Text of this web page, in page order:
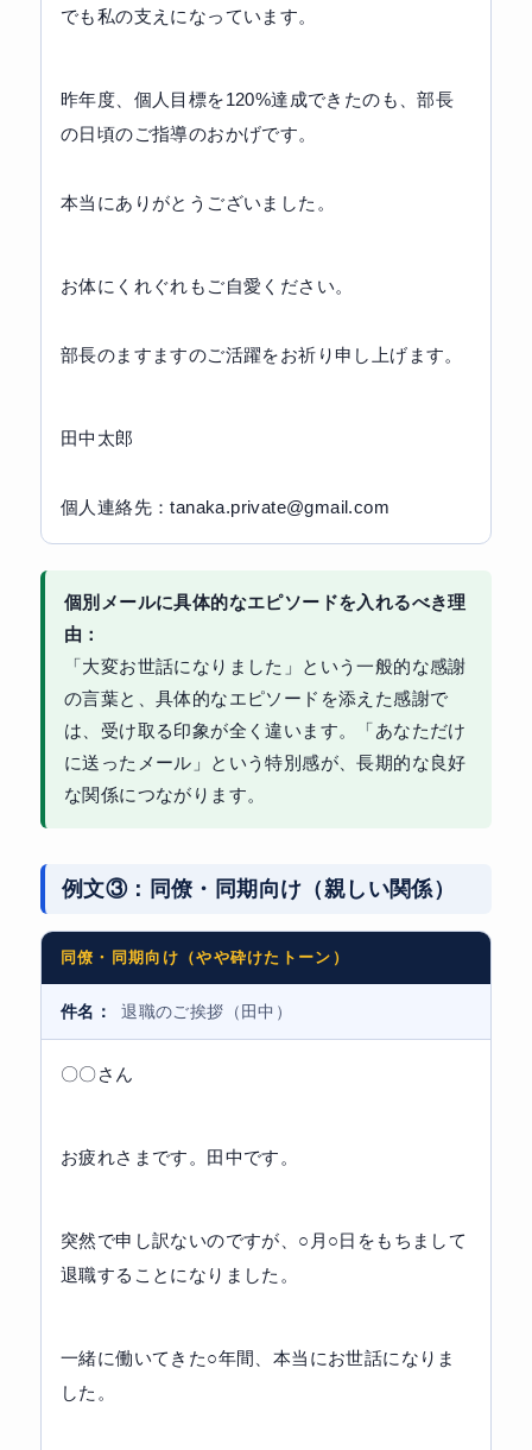
でも私の支えになっています。
昨年度、個人目標を120%達成できたのも、部長
の日頃のご指導のおかげです。
本当にありがとうございました。
お体にくれぐれもご自愛ください。
部長のますますのご活躍をお祈り申し上げます。
田中太郎
個人連絡先：tanaka.private@gmail.com
個別メールに具体的なエピソードを入れるべき理
由：
「大変お世話になりました」という一般的な感謝
の言葉と、具体的なエピソードを添えた感謝で
は、受け取る印象が全く違います。「あなただけ
に送ったメール」という特別感が、長期的な良好
な関係につながります。
例文③：同僚・同期向け（親しい関係）
同僚・同期向け（やや砕けたトーン）
件名： 退職のご挨拶（田中）
〇〇さん
お疲れさまです。田中です。
突然で申し訳ないのですが、○月○日をもちまして
退職することになりました。
一緒に働いてきた○年間、本当にお世話になりま
した。